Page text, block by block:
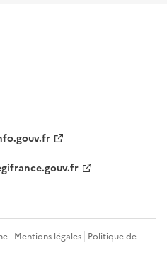
Mentions légales Politique de